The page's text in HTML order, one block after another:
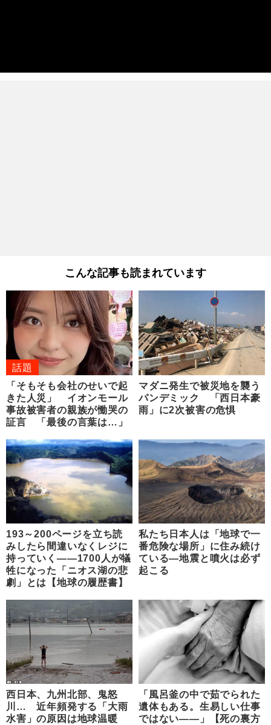
こんな記事も読まれています
話題
「そもそも会社のせいで起
きた人災」 イオンモール
事故被害者の親族が慟哭の
証言 「最後の言葉は…」
マダニ発生で被災地を襲う
パンデミック 「西日本豪
雨」に2次被害の危惧
193～200ページを立ち読
みしたら間違いなくレジに
持っていく――1700人が犠
牲になった「ニオス湖の悲
劇」とは【地球の履歴書】
私たち日本人は「地球で一
番危険な場所」に住み続け
ている―地震と噴火は必ず
起こる
西日本、九州北部、鬼怒
川… 近年頻発する「大雨
水害」の原因は地球温暖
「風呂釜の中で茹でられた
遺体もある。生易しい仕事
ではない――」【死の裏方